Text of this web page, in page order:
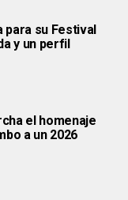
para su Festival
y un perfil
el homenaje
a un 2026